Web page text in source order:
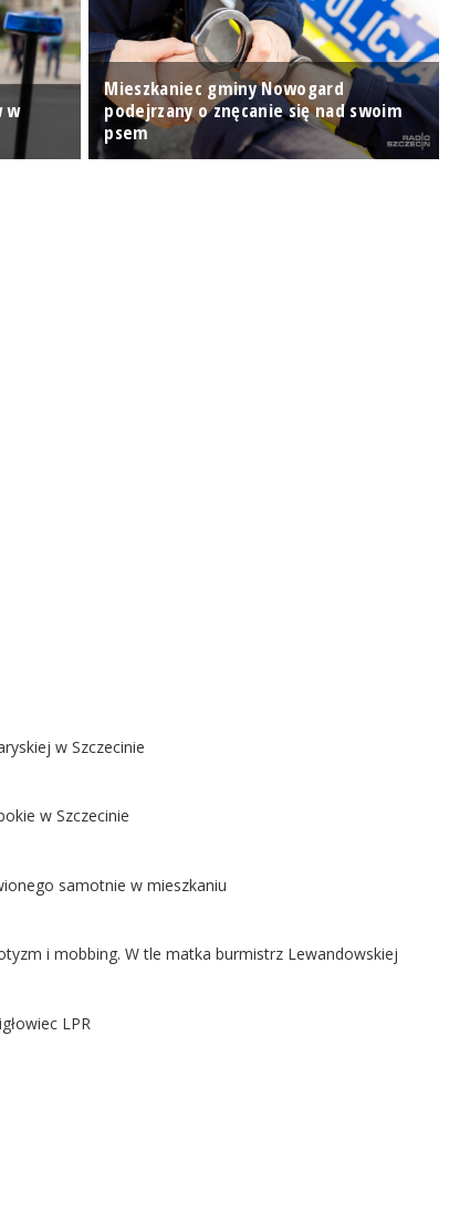
w
Mieszkaniec gminy Nowogard
podejrzany o znęcanie się nad swoim
psem
w Szczecinie
w Szczecinie
samotnie w mieszkaniu
i mobbing. W tle matka burmistrz Lewandowskiej
LPR